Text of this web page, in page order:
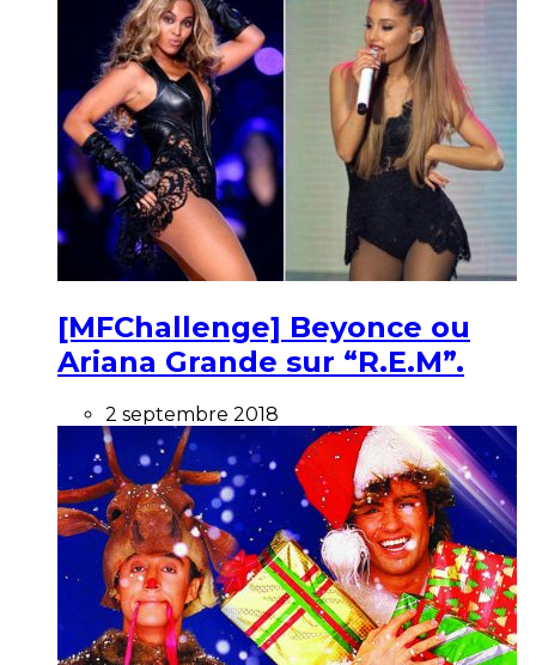
[MFChallenge] Beyonce ou
Ariana Grande sur “R.E.M”.
2 septembre 2018